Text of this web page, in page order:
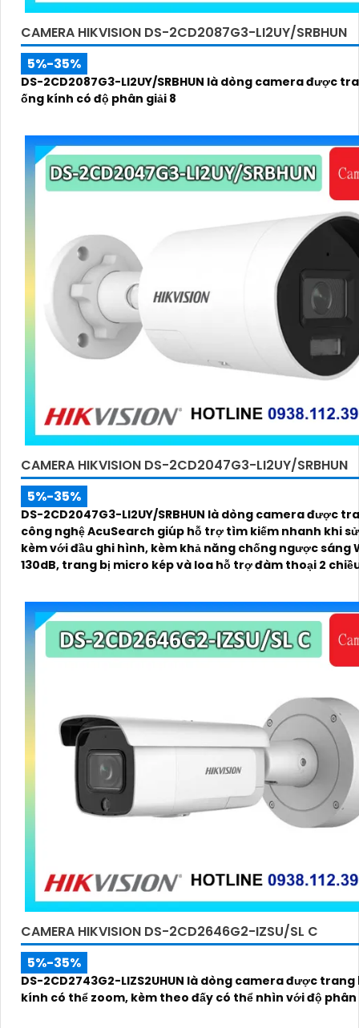
CAMERA HIKVISION DS-2CD2087G3-LI2UY/SRBHUN
5%-35%
DS-2CD2087G3-LI2UY/SRBHUN là dòng camera được
ống kính có độ phân giải 8
CAMERA HIKVISION DS-2CD2047G3-LI2UY/SRBHUN
5%-35%
DS-2CD2047G3-LI2UY/SRBHUN là dòng camera được
công nghệ AcuSearch giúp hỗ trợ tìm kiếm nhanh khi
kèm với đầu ghi hình, kèm khả năng chống ngược sáng
130dB, trang bị micro kép và loa hỗ trợ đàm thoại 2
CAMERA HIKVISION DS-2CD2646G2-IZSU/SL C
5%-35%
DS-2CD2743G2-LIZS2UHUN là dòng camera được trang
kính có thể zoom, kèm theo đấy có thể nhìn với độ phân